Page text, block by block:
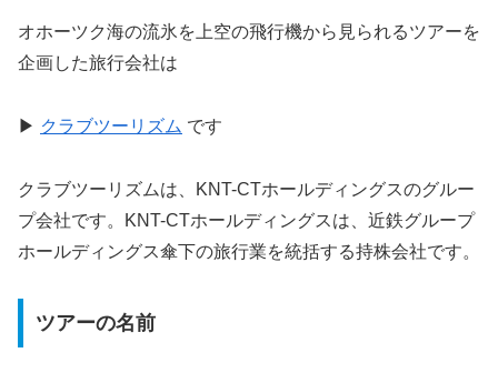
オホーツク海の流氷を上空の飛行機から見られるツアーを
企画した旅行会社は
▶ クラブツーリズム です
クラブツーリズムは、KNT-CTホールディングスのグルー
プ会社です。KNT-CTホールディングスは、近鉄グループ
ホールディングス傘下の旅行業を統括する持株会社です。
ツアーの名前